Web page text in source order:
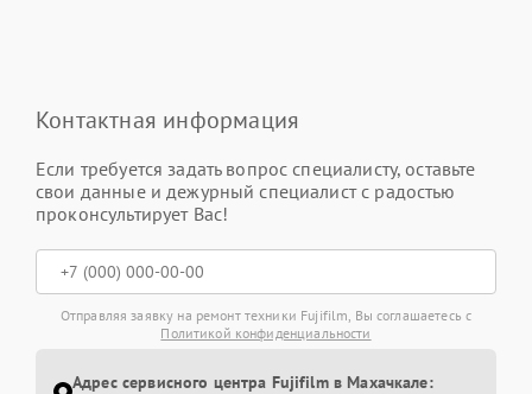
Контактная информация
Если требуется задать вопрос специалисту, оставьте
свои данные и дежурный специалист с радостью
проконсультирует Вас!
Отправляя заявку на ремонт техники Fujifilm, Вы соглашаетесь с
Политикой конфиденциальности
Адрес сервисного центра Fujifilm в Махачкале: